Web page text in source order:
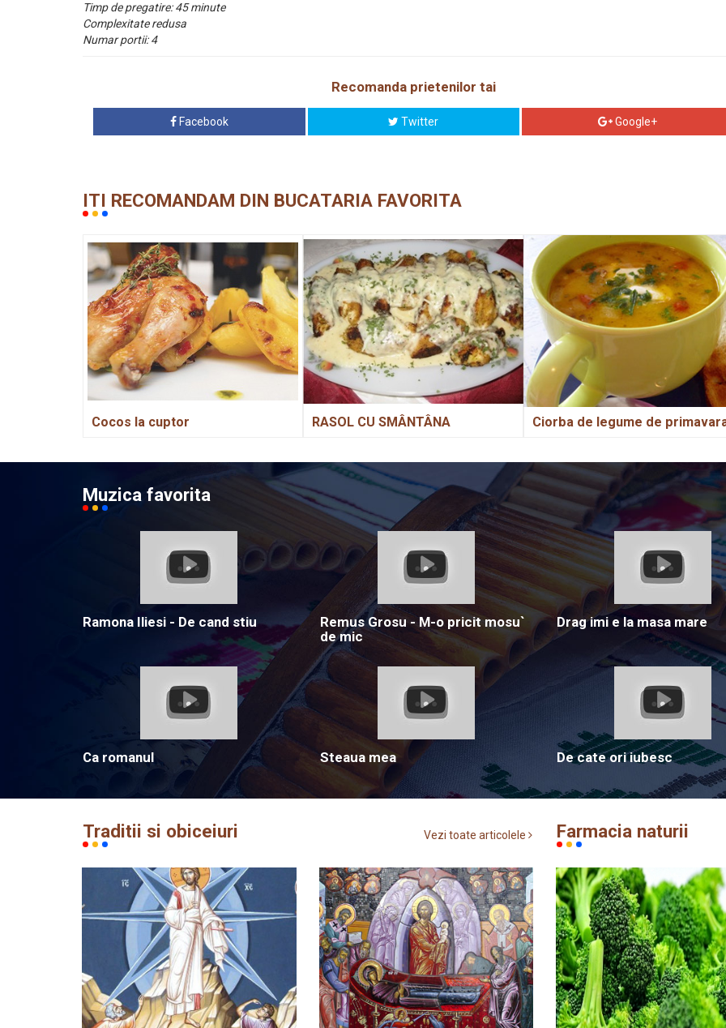
Timp de pregatire: 45 minute
Complexitate redusa
Numar portii: 4
Recomanda prietenilor tai
Facebook Twitter Google+
ITI RECOMANDAM DIN BUCATARIA FAVORITA
Cocos la cuptor RASOL CU SMÂNTÂNA Ciorba de legume de
Muzica favorita
Ramona Iliesi - De cand stiu
Remus Grosu - M-o pricit mosu`
de mic
Drag imi e la masa mare
Ca romanul Steaua mea De cate ori iubesc
Traditii si obiceiuri Vezi toate articolele Farmacia naturii